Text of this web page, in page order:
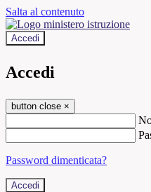
Salta al contenuto
Accedi
Accedi
button close ×
Password dimenticata?